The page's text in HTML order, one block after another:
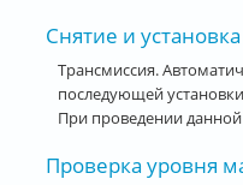
Снятие и
Трансмиссия.
последующей
При проведении
Проверка уровня